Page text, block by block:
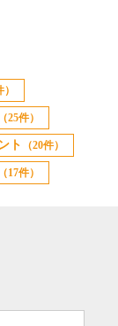
25件）
ト （20件）
（17件）